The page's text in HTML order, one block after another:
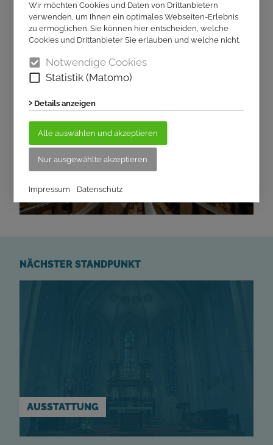
Wir möchten Cookies und Daten von Drittanbietern
verwenden, um Ihnen ein optimales Webseiten-Erlebnis
zu ermöglichen. Sie können hier entscheiden, welche
Cookies und Drittanbieter Sie erlauben und welche nicht.
Notwendige Cookies
Statistik (Matomo)
Details anzeigen
Alle auswählen und akzeptieren
Nur ausgewählte akzeptieren
Impressum Datenschutz
Chorherren, andererseits Pfarrkirche der
katholischen Gemeinde. An welchen Merkmalen
diese Doppelfunktion heute noch erkennbar ist,
NÄCHSTER STANDPUNKT
AUSSTATTUNG